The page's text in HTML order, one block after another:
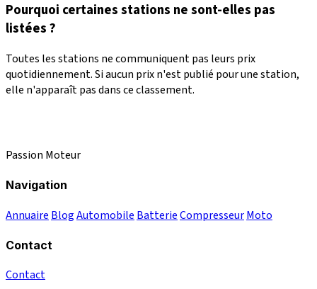
Pourquoi certaines stations ne sont-elles pas
listées ?
Toutes les stations ne communiquent pas leurs prix
quotidiennement. Si aucun prix n'est publié pour une station,
elle n'apparaît pas dans ce classement.
Passion Moteur
Navigation
Annuaire BlogAutomobile BatterieCompresseurMoto
Contact
Contact